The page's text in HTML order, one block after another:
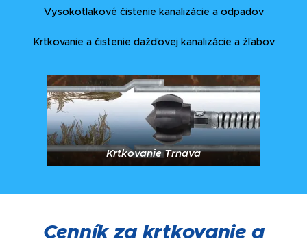
Vysokotlakové čistenie kanalizácie a odpadov
Krtkovanie a čistenie dažďovej kanalizácie a žľabov
Krtkovanie Trnava
Cenník za krtkovanie a